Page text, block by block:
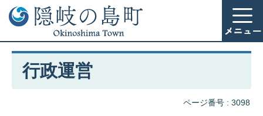
行政運営
ページ番号 : 3098